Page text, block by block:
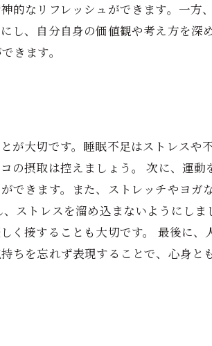
的なリフレッシュができます。一方
し、自分自身の価値観や考え方を深
きます。
が大切です。睡眠不足はストレスや
摂取は控えましょう。 次に、運動
できます。また、ストレッチやヨガ
ストレスを溜め込まないようにしま
く接することも大切です。 最後に、
ちを忘れず表現することで、心身と